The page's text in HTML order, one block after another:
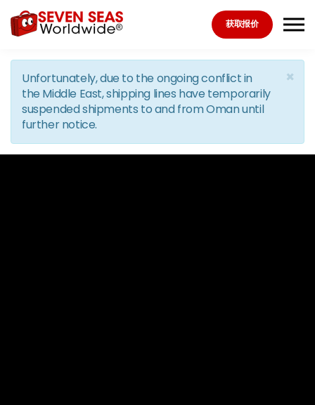
Skip to the content
获取报价
×
Unfortunately, due to the ongoing conflict in
the Middle East, shipping lines have temporarily
suspended shipments to and from Oman until
further notice.